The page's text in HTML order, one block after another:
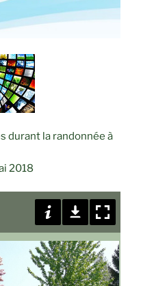
durant la randonnée à
2018